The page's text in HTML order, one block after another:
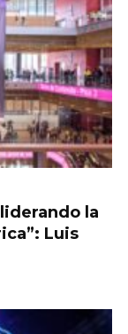
liderando la
Luis